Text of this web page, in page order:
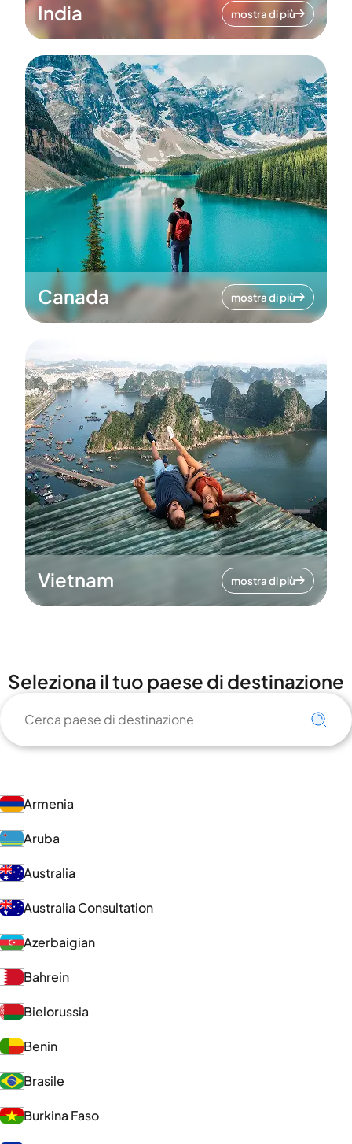
India mostra di più
Canada mostra di più
Vietnam mostra di più
Seleziona il tuo paese di destinazione
Armenia
Aruba
Australia
Australia Consultation
Azerbaigian
Bahrein
Bielorussia
Benin
Brasile
Burkina Faso